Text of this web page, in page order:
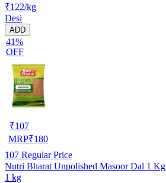
₹122/kg
Desi
ADD
41%
OFF
₹107
MRP₹180
107 Regular Price
Nutri Bharat Unpolished Masoor Dal 1 Kg
1 kg